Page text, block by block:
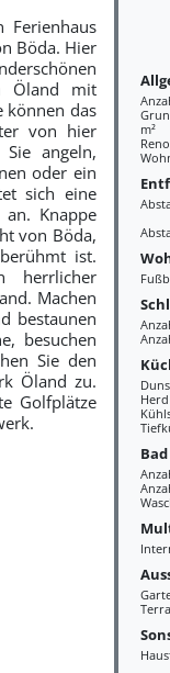
m²
Herd
Bad
Ferienhaus
Böda. Hier
Öland mit
können das
von hier
angeln,
oder ein
sich eine
Knappe
von Böda,
ist.
herrlicher
Machen
bestaunen
besuchen
Sie den
Öland zu.
Golfplätze